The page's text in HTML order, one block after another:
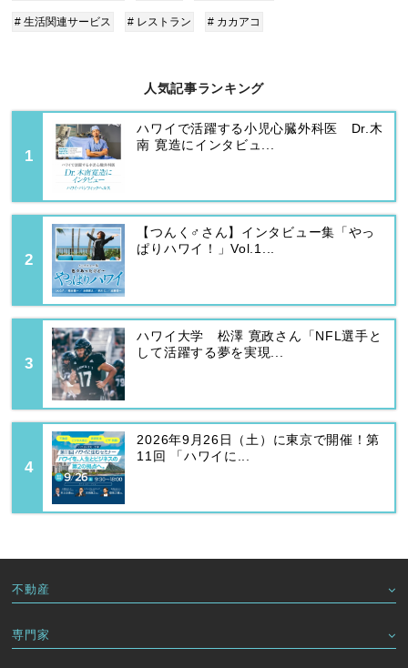
# 生活関連サービス # レストラン # カカアコ
人気記事ランキング
ハワイで活躍する小児心臓外科医 Dr.木
南 寛造にインタビュ...
【つんく♂さん】インタビュー集「やっ
ぱりハワイ！」Vol.1...
ハワイ大学 松澤 寛政さん「NFL選手と
して活躍する夢を実現...
2026年9月26日（土）に東京で開催！第
11回 「ハワイに...
不動産
専門家